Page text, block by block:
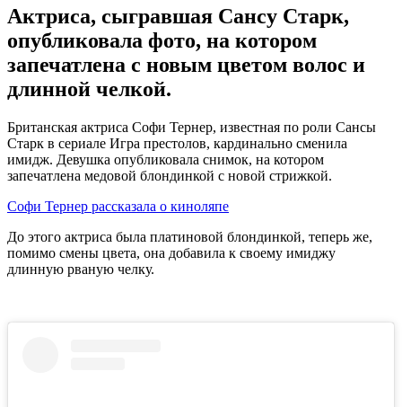
Актриса, сыгравшая Сансу Старк,
опубликовала фото, на котором
запечатлена с новым цветом волос и
длинной челкой.
Британская актриса Софи Тернер, известная по роли Сансы
Старк в сериале Игра престолов, кардинально сменила
имидж. Девушка опубликовала снимок, на котором
запечатлена медовой блондинкой с новой стрижкой.
Софи Тернер рассказала о киноляпе
До этого актриса была платиновой блондинкой, теперь же,
помимо смены цвета, она добавила к своему имиджу
длинную рваную челку.